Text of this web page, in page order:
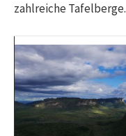
zahlreiche Tafelberge.